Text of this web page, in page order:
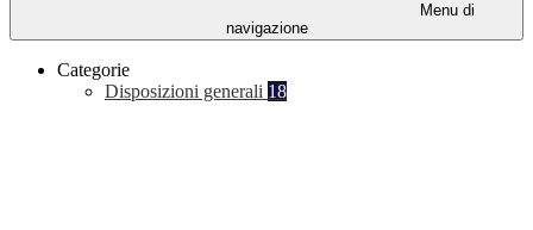
Menu di
navigazione
Categorie
Disposizioni generali 18